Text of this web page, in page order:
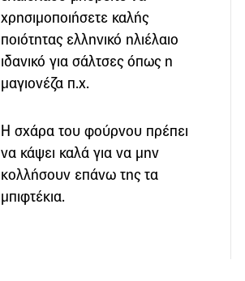
χρησιμοποιήσετε καλής
ποιότητας ελληνικό ηλιέλαιο
ιδανικό για σάλτσες όπως η
μαγιονέζα π.χ.
Η σχάρα του φούρνου πρέπει
να κάψει καλά για να μην
κολλήσουν επάνω της τα
μπιφτέκια.